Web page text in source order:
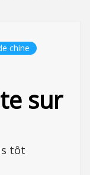
chine
sur
tôt